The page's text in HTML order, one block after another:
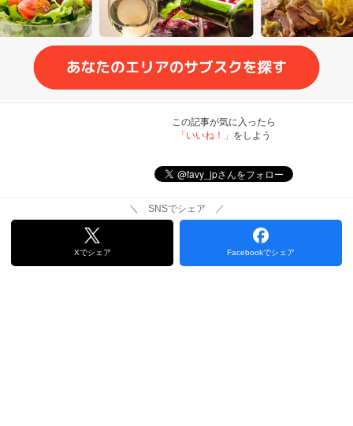
この記事が気に入ったら
「いいね！」 をしよう
＼ SNSでシェア ／
Xでシェア Facebookでシェア